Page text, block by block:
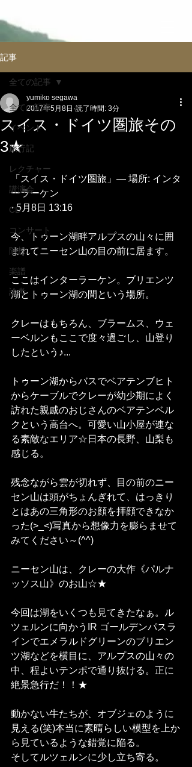
記事
全ての記事
イべント
旅行記
レクチャー
講演会
CD
コンサート
随想
楽譜
論考
全ての記事
スイス・ドイツ圏旅その
3★
yumiko segawa
2017年5月8日 読了時間: 3分
「スイス・ドイツ圏旅」— 場所: インタ
ーラーケン
· 5月8日 13:16
今、トゥーン湖畔アルプスの山々に囲
まれてニーセン山の目の前に居ます。
ここはインターラーケン。ブリエンツ
湖とトゥーン湖の間という場所。
クレーはもちろん、ブラームス、ウェ
ーベルンもここで度々過ごし、山登り
したという♪...
トゥーン湖からバスでベアテンブヒト
からケーブルでクレーが幼少期によく
訪れた親戚のおじさんのベアテンベル
クという高台へ。可愛い山小屋が連な
る素敵なエリア☆日本の長野、山梨も
感じる。
残念ながら雲が切れず、目の前のニー
セン山は頭がちょんぎれて、はっきり
とはあの三角形のお顔を拝顔できなか
った(>_<)写真から想像力を膨らませて
みてください～(^^)
ニーセン山は、クレーの大作《パルナ
ッソス山》のお山☆★
今回は湖をいくつも見てきたなぁ。ル
ツェルンに向かうIR ゴールデンパスラ
インでエメラルドグリーンのブリエン
ツ湖などを横目に、アルプスの山々の
中、程よいテンポで通り抜ける。正に
絶景急行だ！！★
動かない牛たちが、オブジェのように
見える(笑)本当に素晴らしい模型を上か
ら見ているような錯覚に陥る。
そしてルツェルンに少し立ち寄る。